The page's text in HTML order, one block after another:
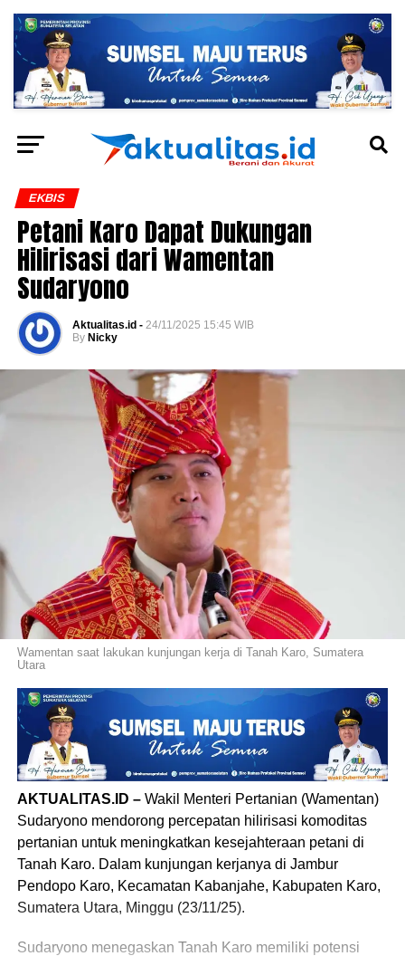
EKBIS
Petani Karo Dapat Dukungan
Hilirisasi dari Wamentan
Sudaryono
Aktualitas.id - 24/11/2025 15:45 WIB
By Nicky
Wamentan saat lakukan kunjungan kerja di Tanah Karo, Sumatera
Utara
AKTUALITAS.ID – Wakil Menteri Pertanian (Wamentan)
Sudaryono mendorong percepatan hilirisasi komoditas
pertanian untuk meningkatkan kesejahteraan petani di
Tanah Karo. Dalam kunjungan kerjanya di Jambur
Pendopo Karo, Kecamatan Kabanjahe, Kabupaten Karo,
Sumatera Utara, Minggu (23/11/25).
Sudaryono menegaskan Tanah Karo memiliki potensi